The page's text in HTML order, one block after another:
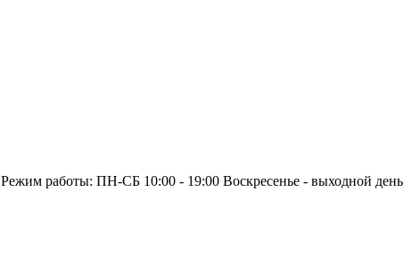
работы: ПН-СБ 10:00 - 19:00 Воскресенье - выходной день